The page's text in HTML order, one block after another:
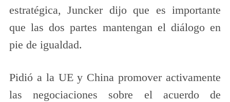
estratégica, Juncker dijo que es importante
que las dos partes mantengan el diálogo en
pie de igualdad.
Pidió a la UE y China promover activamente
las negociaciones sobre el acuerdo de